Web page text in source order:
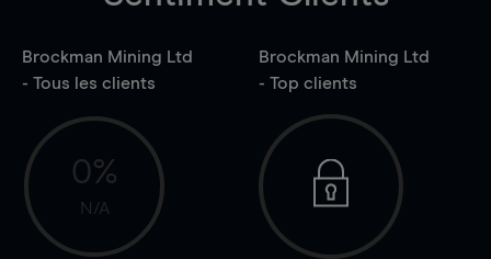
Brockman Mining Ltd
- Tous les clients
0%
N/A
Brockman Mining Ltd
- Top clients